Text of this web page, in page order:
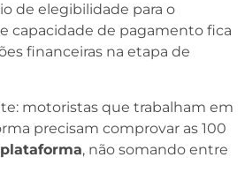
de elegibilidade para o
capacidade de pagamento fica
financeiras na etapa de
motoristas que trabalham em
precisam comprovar as 100
, não somando entre